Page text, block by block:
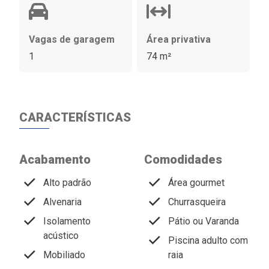
Vagas de garagem
1
Área privativa
74 m²
CARACTERÍSTICAS
Acabamento
Alto padrão
Alvenaria
Isolamento
acústico
Mobiliado
Comodidades
Área gourmet
Churrasqueira
Pátio ou Varanda
Piscina adulto com
raia